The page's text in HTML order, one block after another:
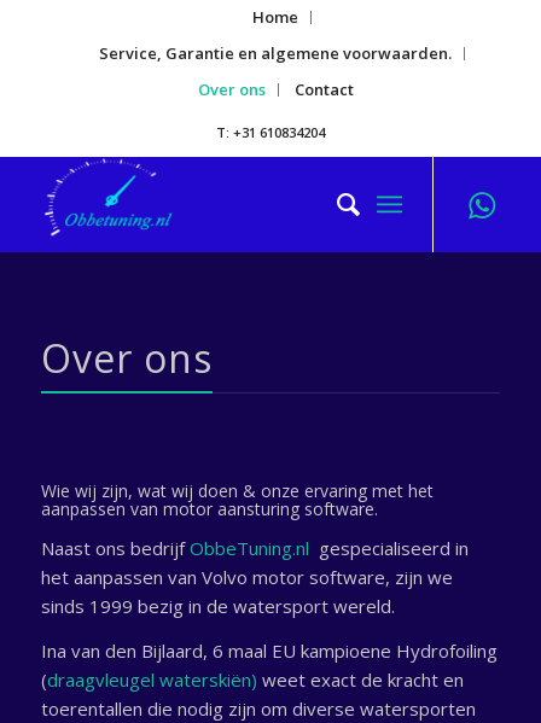
Home
Service, Garantie en algemene voorwaarden.
Over ons
Contact
T: +31 610834204
Over ons
Wie wij zijn, wat wij doen & onze ervaring met het
aanpassen van motor aansturing software.
Naast ons bedrijfObbeTuning.nl gespecialiseerd in
het aanpassen van Volvo motor software, zijn we
sinds 1999 bezig in de watersport wereld.
Ina van den Bijlaard, 6 maal EU kampioene Hydrofoiling
(draagvleugel waterskiën) weet exact de kracht en
toerentallen die nodig zijn om diverse watersporten